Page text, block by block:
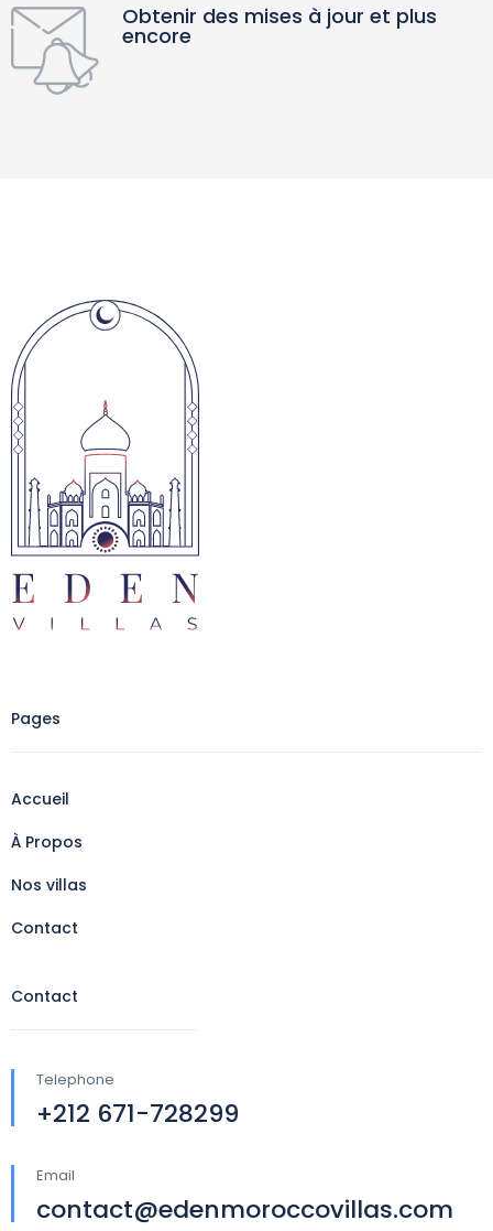
Obtenir des mises à jour et plus
encore
Pages
Accueil
À Propos
Nos villas
Contact
Contact
Telephone
+212 671-728299
Email
contact@edenmoroccovillas.com